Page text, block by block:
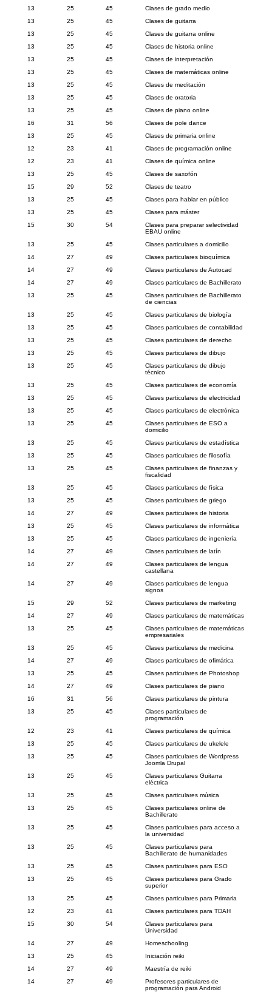
13
25 45
Clases de grado medio
13
25 45
Clases de guitarra
13
25 45
Clases de guitarra online
13
25 45
Clases de historia online
13
25 45
Clases de interpretación
13
25 45
Clases de matemáticas online
13
25 45
Clases de meditación
13
25 45
Clases de oratoria
13
25 45
Clases de piano online
16
31 56
Clases de pole dance
13
25 45
Clases de primaria online
12
23 41
Clases de programación online
12
23 41
Clases de química online
13
25 45
Clases de saxofón
15
29 52
Clases de teatro
13
25 45
Clases para hablar en público
13
25 45
Clases para máster
15
30 54
Clases para preparar selectividad
EBAU online
13
25 45
Clases particulares a domicilio
14
27 49
Clases particulares bioquímica
14
27 49
Clases particulares de Autocad
14
27 49
Clases particulares de Bachillerato
13
25 45
Clases particulares de Bachillerato
de ciencias
13
25 45
Clases particulares de biología
13
25 45
Clases particulares de contabilidad
13
25 45
Clases particulares de derecho
13
25 45
Clases particulares de dibujo
13
25 45
Clases particulares de dibujo
técnico
13
25 45
Clases particulares de economía
13
25 45
Clases particulares de electricidad
13
25 45
Clases particulares de electrónica
13
25 45
Clases particulares de ESO a
domicilio
13
25 45
Clases particulares de estadística
13
25 45
Clases particulares de filosofía
13
25 45
Clases particulares de finanzas y
fiscalidad
13
25 45
Clases particulares de física
13
25 45
Clases particulares de griego
14
27 49
Clases particulares de historia
13
25 45
Clases particulares de informática
13
25 45
Clases particulares de ingeniería
14
27 49
Clases particulares de latín
14
27 49
Clases particulares de lengua
castellana
14
27 49
Clases particulares de lengua
signos
15
29 52
Clases particulares de marketing
14
27 49
Clases particulares de matemáticas
13
25 45
Clases particulares de matemáticas
empresariales
13
25 45
Clases particulares de medicina
14
27 49
Clases particulares de ofimática
13
25 45
Clases particulares de Photoshop
14
27 49
Clases particulares de piano
16
31 56
Clases particulares de pintura
13
25 45
Clases particulares de
programación
12
23 41
Clases particulares de química
13
25 45
Clases particulares de ukelele
13
25 45
Clases particulares de Wordpress
Joomla Drupal
13
25 45
Clases particulares Guitarra
eléctrica
13
25 45
Clases particulares música
13
25 45
Clases particulares online de
Bachillerato
13
25 45
Clases particulares para acceso a
la universidad
13
25 45
Clases particulares para
Bachillerato de humanidades
13
25 45
Clases particulares para ESO
13
25 45
Clases particulares para Grado
superior
13
25 45
Clases particulares para Primaria
12
23 41
Clases particulares para TDAH
15
30 54
Clases particulares para
Universidad
14
27 49
Homeschooling
13
25 45
Iniciación reiki
14
27 49
Maestría de reiki
14
27 49
Profesores particulares de
programación para Android